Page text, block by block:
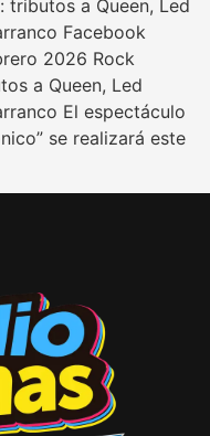
tributos a Queen, Led
Facebook
2026 Rock
a Queen, Led
El espectáculo
se realizará este